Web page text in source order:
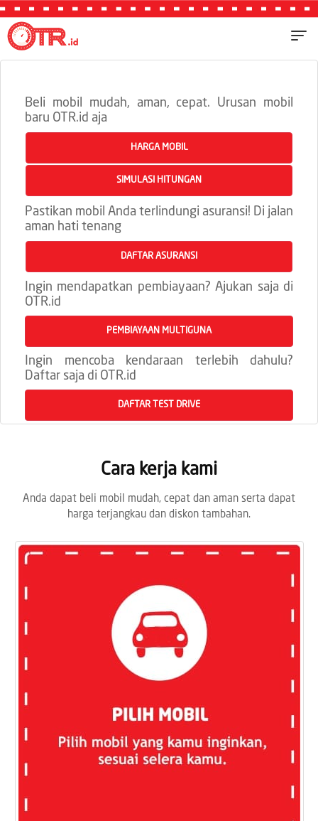
Beli mobil mudah, aman, cepat. Urusan mobil
baru OTR.id aja
HARGA MOBIL
SIMULASI HITUNGAN
Pastikan mobil Anda terlindungi asuransi! Di jalan
aman hati tenang
DAFTAR ASURANSI
Ingin mendapatkan pembiayaan? Ajukan saja di
OTR.id
PEMBIAYAAN MULTIGUNA
Ingin mencoba kendaraan terlebih dahulu?
Daftar saja di OTR.id
DAFTAR TEST DRIVE
Cara kerja kami
Anda dapat beli mobil mudah, cepat dan aman serta dapat
harga terjangkau dan diskon tambahan.